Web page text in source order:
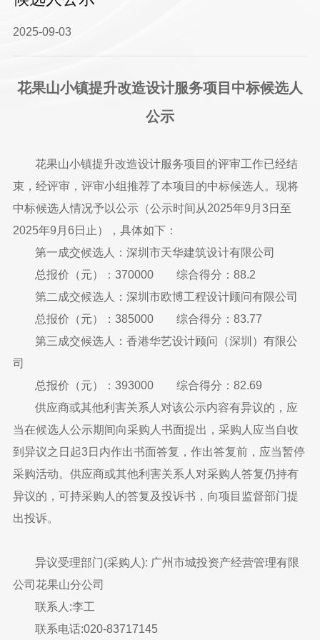
2025-09-03
花果山小镇提升改造设计服务项目中标候选人
公示
花果山小镇提升改造设计服务项目的评审工作已经结
束，经评审，评审小组推荐了本项目的中标候选人。现将
中标候选人情况予以公示（公示时间从2025年9月3日至
2025年9月6日止），具体如下：
第一成交候选人：深圳市天华建筑设计有限公司
总报价（元）：370000 综合得分：88.2
第二成交候选人：深圳市欧博工程设计顾问有限公司
总报价（元）：385000 综合得分：83.77
第三成交候选人：香港华艺设计顾问（深圳）有限公
司
总报价（元）：393000 综合得分：82.69
供应商或其他利害关系人对该公示内容有异议的，应
当在候选人公示期间向采购人书面提出，采购人应当自收
到异议之日起3日内作出书面答复，作出答复前，应当暂停
采购活动。供应商或其他利害关系人对采购人答复仍持有
异议的，可持采购人的答复及投诉书，向项目监督部门提
出投诉。
异议受理部门(采购人): 广州市城投资产经营管理有限
公司花果山分公司
联系人:李工
联系电话:020-83717145